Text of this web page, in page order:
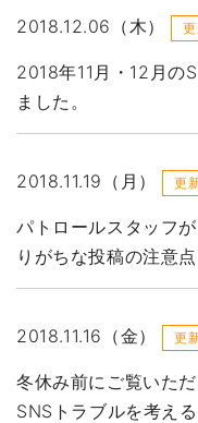
2018.12.06（木）
2018年11月・12月の
ました。
2018.11.19（月） 更
パトロールスタッフ
りがちな投稿の注意
2018.11.16（金） 更
冬休み前にご覧いた
SNSトラブルを考え